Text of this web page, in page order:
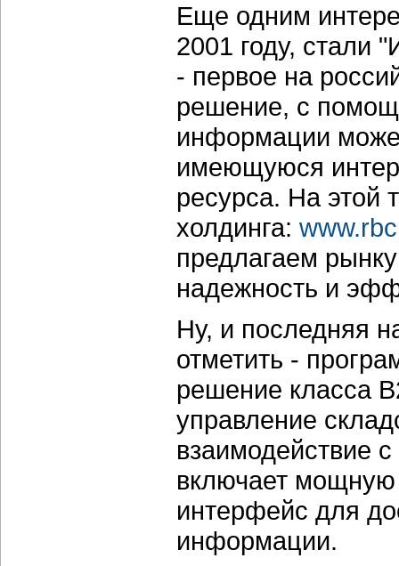
Еще одним
2001 году, стали
- первое на
решение, с
информации
имеющуюся
ресурса. На этой
холдинга:
предлагаем
надежность и
Ну, и последняя
отметить -
решение класса
управление
взаимодействие
включает мощную
интерфейс для
информации.